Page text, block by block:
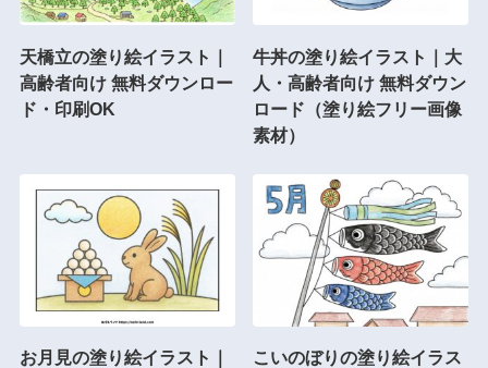
天橋立の塗り絵イラスト｜
高齢者向け 無料ダウンロー
ド・印刷OK
牛丼の塗り絵イラスト｜大
人・高齢者向け 無料ダウン
ロード（塗り絵フリー画像
素材）
お月見の塗り絵イラスト｜
こいのぼりの塗り絵イラス